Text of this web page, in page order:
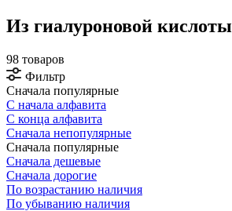
Из гиалуроновой кислоты
98 товаров
Фильтр
Сначала популярные
С начала алфавита
С конца алфавита
Сначала непопулярные
Сначала популярные
Сначала дешевые
Сначала дорогие
По возрастанию наличия
По убыванию наличия